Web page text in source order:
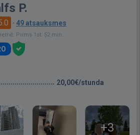
P.
· 49 atsauksmes
Pirms 1st. 52 min.
20,00€/stunda
+3